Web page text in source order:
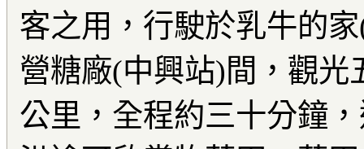
客之用，行駛於乳牛的
營糖廠(中興站)間，觀光
公里，全程約三十分鐘